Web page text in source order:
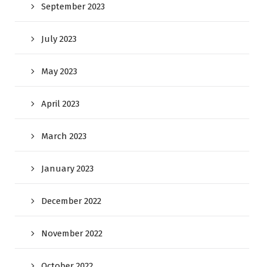
September 2023
July 2023
May 2023
April 2023
March 2023
January 2023
December 2022
November 2022